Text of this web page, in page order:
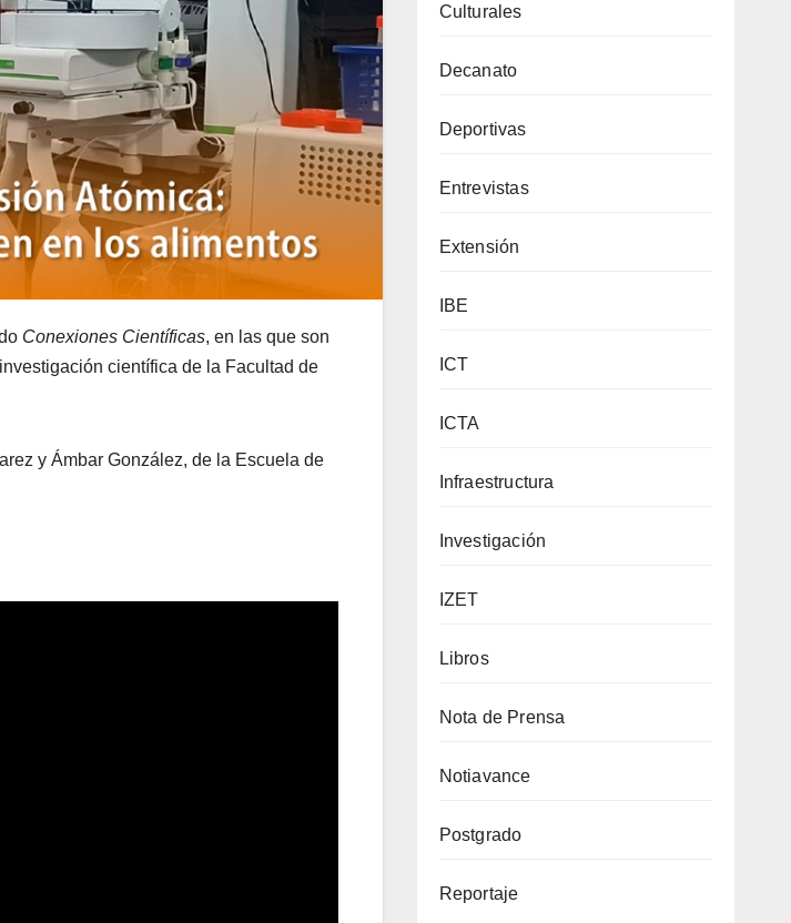
Conexiones Científicas, en las que son
científica de la Facultad de
y Ámbar González, de la Escuela de
Culturales
Decanato
Deportivas
Entrevistas
Extensión
IBE
ICT
ICTA
Infraestructura
Investigación
IZET
Libros
Nota de Prensa
Notiavance
Postgrado
Reportaje